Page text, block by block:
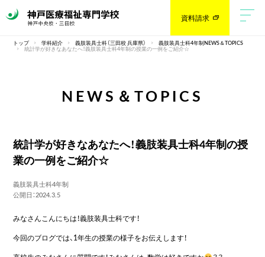
資料請求
トップ 学科紹介 義肢装具士科（三田校 兵庫県） 義肢装具士科4年制NEWS＆TOPICS
統計学が好きなあなたへ！義肢装具士科4年制の授業の一例をご紹介☆
NEWS＆TOPICS
統計学が好きなあなたへ！義肢装具士科4年制の授
業の一例をご紹介☆
義肢装具士科4年制
公開日：2024.3.5
みなさんこんにちは！義肢装具士科です！
今回のブログでは、1年生の授業の様子をお伝えします！